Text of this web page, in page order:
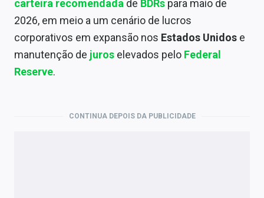
Mercados
Economia
Empresas
carteira recomendada de BDRs para maio de
2026, em meio a um cenário de lucros
corporativos em expansão nos Estados Unidos e
manutenção de juros elevados pelo Federal
Reserve.
CONTINUA DEPOIS DA PUBLICIDADE